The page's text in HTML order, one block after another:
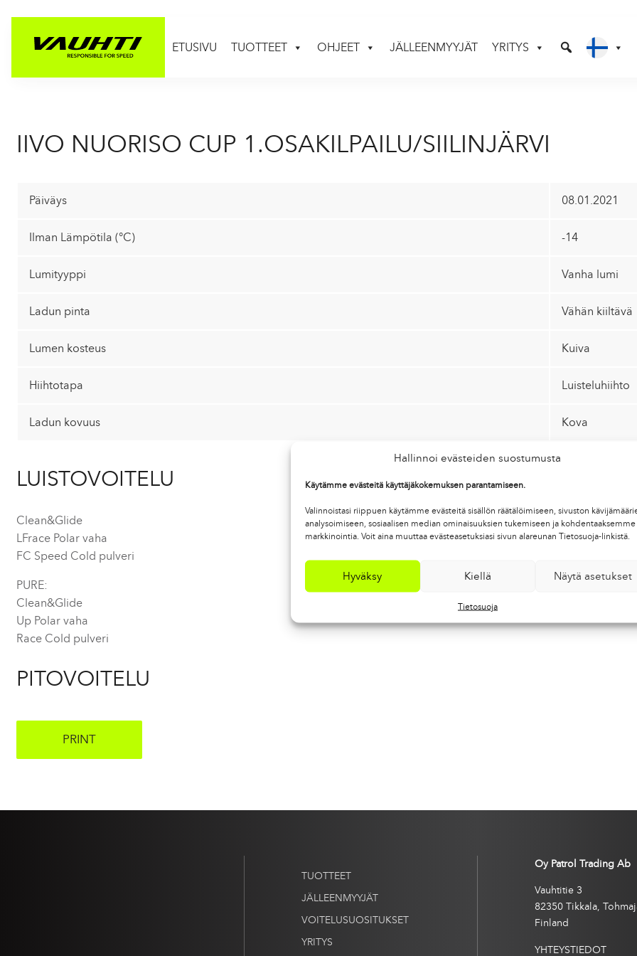
Hallinnoi evästeiden suostumusta
Käytämme evästeitä käyttäjäkokemuksen parantamiseen.
Valinnoistasi riippuen käytämme evästeitä sisällön räätälöimiseen, sivuston
analysoimiseen, sosiaalisen median ominaisuuksien tukemiseen ja kohdentaaksemme
markkinointia. Voit aina muuttaa evästeasetuksiasi sivun alareunan Tietosuoja-linkistä.
Hyväksy Kiellä Näytä asetukset
Tietosuoja
ETUSIVU TUOTTEET OHJEET JÄLLEENMYYJÄT YRITYS
IIVO NUORISO CUP 1.OSAKILPAILU/SIILINJÄRVI
Päiväys 08.01.2021
Ilman Lämpötila (°C) -14
Lumityyppi Vanha lumi
Ladun pinta Vähän kiiltävä
Lumen kosteus Kuiva
Hiihtotapa Luisteluhiihto
Ladun kovuus Kova
LUISTOVOITELU
Clean&Glide
LFrace Polar vaha
FC Speed Cold pulveri
PURE:
Clean&Glide
Up Polar vaha
Race Cold pulveri
PITOVOITELU
PRINT
TUOTTEET
JÄLLEENMYYJÄT
VOITELUSUOSITUKSET
YRITYS
Oy Patrol Trading Ab
Vauhtitie 3
82350 Tikkala,
Finland
YHTEYSTIEDOT